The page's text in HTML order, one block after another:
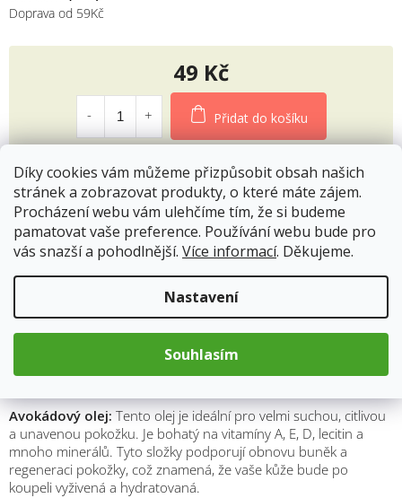
Díky cookies vám můžeme přizpůsobit obsah našich
stránek a zobrazovat produkty, o které máte zájem.
Procházení webu vám ulehčíme tím, že si budeme
pamatovat vaše preference. Používání webu bude pro
vás snazší a pohodlnější. Více informací. Děkujeme.
Nastavení
Souhlasím
Doprava od 59Kč
49 Kč
Měrná
cena:
Přidat do košíku
Popis Hodnocení
Šumivé bomby do koupele s jasmínem a
avokádovým olejem
Představte si relaxační koupel, kde se mísí vůně jasmínu s
výživnými vlastnostmi avokádového oleje. Tyto šumivé bomby
do koupele vám nabídnou právě takový zážitek.
Avokádový olej: Tento olej je ideální pro velmi suchou, citlivou
a unavenou pokožku. Je bohatý na vitamíny A, E, D, lecitin a
mnoho minerálů. Tyto složky podporují obnovu buněk a
regeneraci pokožky, což znamená, že vaše kůže bude po
koupeli vyživená a hydratovaná.